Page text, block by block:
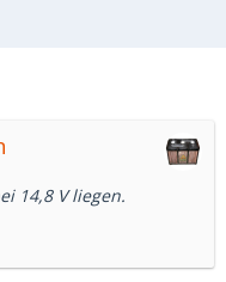
14,8 V liegen.